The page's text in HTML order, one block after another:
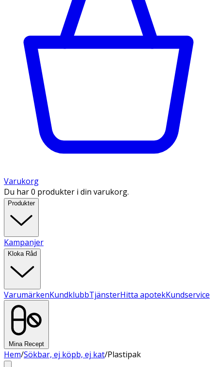
Varukorg
Du har 0 produkter i din varukorg.
Produkter
Kampanjer
Kloka Råd
VarumärkenKundklubbTjänsterHitta apotekKundservice
Mina Recept
Hem/Sökbar, ej köpb, ej kat/Plastipak